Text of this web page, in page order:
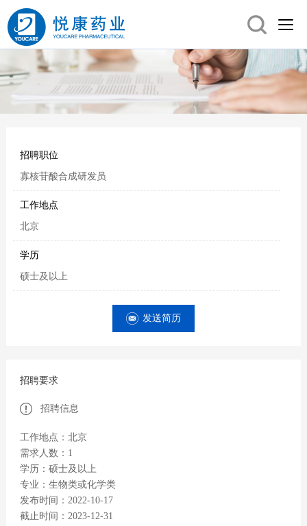
招聘职位
寡核苷酸合成研发员
工作地点
北京
学历
硕士及以上
发送简历
招聘要求
招聘信息
工作地点：北京
需求人数：1
学历：硕士及以上
专业：生物类或化学类
发布时间：2022-10-17
截止时间：2023-12-31